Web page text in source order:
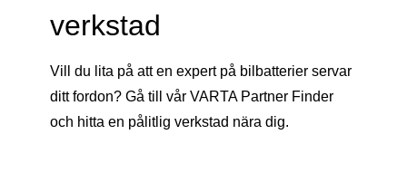
verkstad
Vill du lita på att en expert på bilbatterier servar
ditt fordon? Gå till vår VARTA Partner Finder
och hitta en pålitlig verkstad nära dig.